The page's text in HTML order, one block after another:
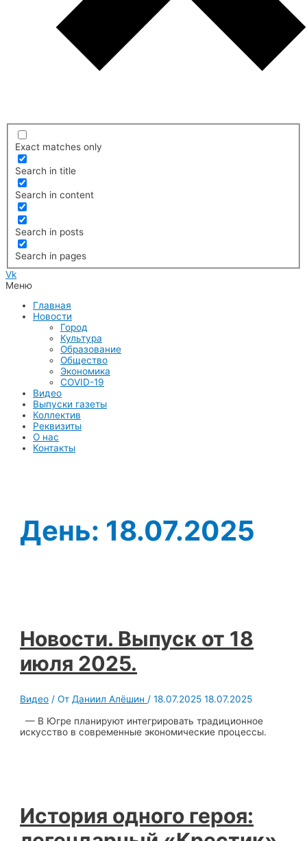
Exact matches only
Search in title
Search in content
Search in posts
Search in pages
Vk
Меню
Главная
Новости
Город
Культура
Образование
Общество
Экономика
COVID-19
Видео
Выпуски газеты
Коллектив
Реквизиты
О нас
Контакты
День: 18.07.2025
Новости. Выпуск от 18
июля 2025.
Видео / От Даниил Алёшин /18.07.2025 18.07.2025
— В Югре планируют интегрировать традиционное
искусство в современные экономические процессы.
История одного героя: